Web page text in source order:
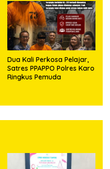
Ditangkap
Dua Kali Perkosa Pelajar,
Satres PPAPPO Polres Karo
Ringkus Pemuda